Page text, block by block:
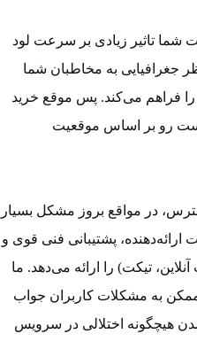
شما تاثیر زیادی بر سرعت لود
جغرافیایی به مخاطبان شما
را فراهم می‌کند. پس موقع خرید
رو بر اساس موقعیت
در مواقع بروز مشکل بسیار
پشتیبانی فنی قوی و
تیکت) را ارائه می‌دهد. ما
به مشکلات کاربران جواب
هیچگونه اختلالی در سرویس